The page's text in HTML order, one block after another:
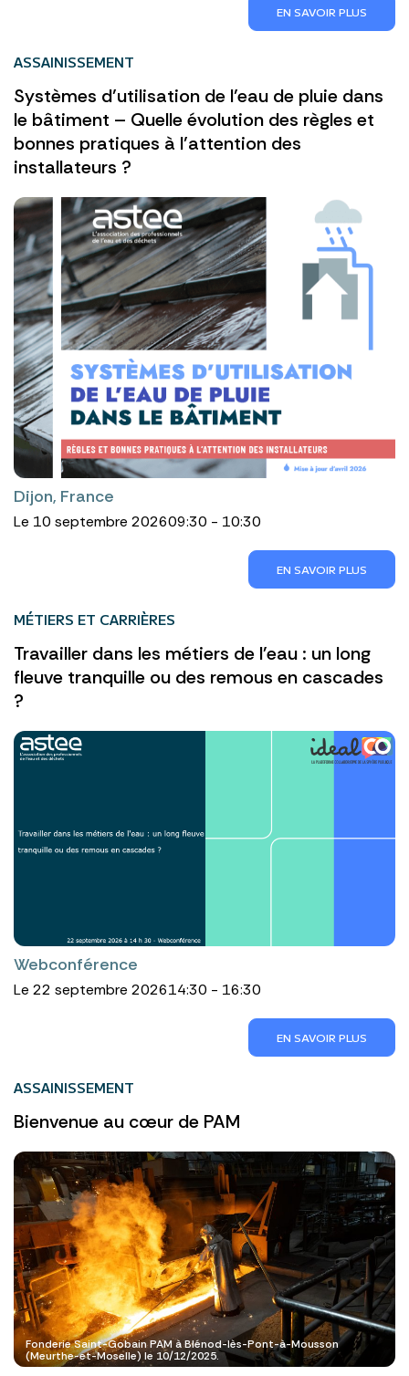
EN SAVOIR PLUS
ASSAINISSEMENT
Systèmes d’utilisation de l’eau de pluie dans
le bâtiment – Quelle évolution des règles et
bonnes pratiques à l’attention des
installateurs ?
Dijon, France
Le 10 septembre 202609:30 - 10:30
EN SAVOIR PLUS
MÉTIERS ET CARRIÈRES
Travailler dans les métiers de l'eau : un long
fleuve tranquille ou des remous en cascades
?
Webconférence
Le 22 septembre 202614:30 - 16:30
EN SAVOIR PLUS
ASSAINISSEMENT
Bienvenue au cœur de PAM
Fonderie Saint-Gobain PAM à Blénod-lès-Pont-à-Mousson
(Meurthe-et-Moselle) le 10/12/2025.